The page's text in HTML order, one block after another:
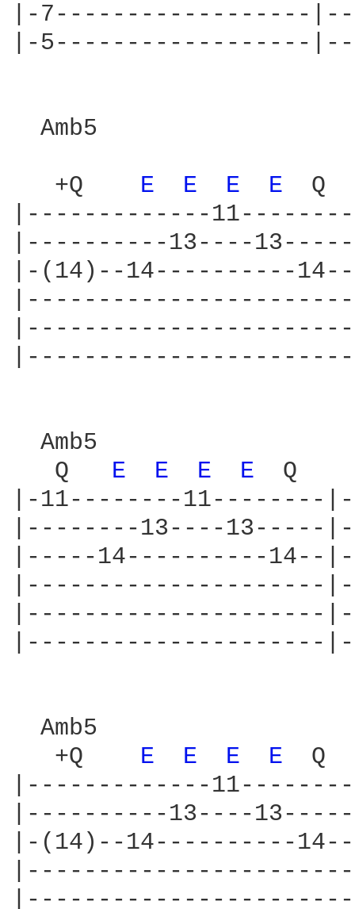
|-7------------------
|-5------------------
Amb5
   +Q
E E E E
|-------------
|----------13----
|-(14)--14----------
Amb5
   Q
E E E E
Q
|-11--------11--------
|--------13----13-----
|-----14----------14--
|---------------------
|---------------------
|---------------------
Amb5
   +Q
E E E E
|-------------
|----------13----
|-(14)--14----------